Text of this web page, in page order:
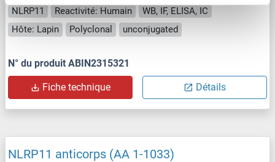
NLRP11 Reactivité: Humain
WB, IF, ELISA, IC
Hôte: Lapin
Polyclonal unconjugated
N° du produit ABIN2315321
Fiche technique Détails
NLRP11 anticorps (AA 1-1033)